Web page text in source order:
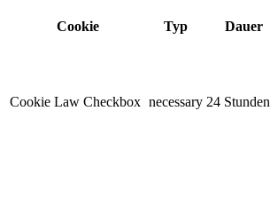
Cookie Typ Dauer
Cookie Law Checkbox necessary 24 Stunden